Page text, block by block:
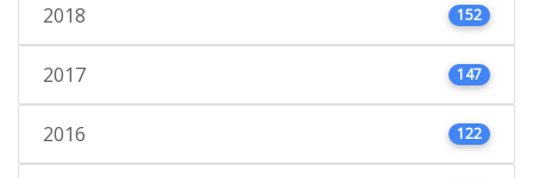
2018 152
2017 147
2016 122